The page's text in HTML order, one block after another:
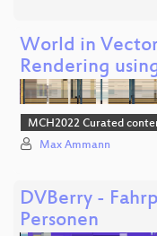
World in
Rendering
MCH2022 Curated
Max Ammann
DVBerry -
Personen